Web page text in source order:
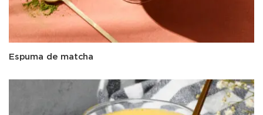
Espuma de matcha